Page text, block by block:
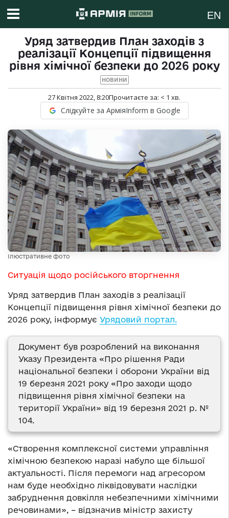
EN
Уряд затвердив План заходів з
реалізації Концепції підвищення
рівня хімічної безпеки до 2026 року
НОВИНИ
27 Квітня 2022, 8:20Прочитаєте за: < 1 хв.
Слідкуйте за АрміяInform в Google
Ілюстративне фото
Ситуація щодо російського вторгнення
Уряд затвердив План заходів з реалізації
Концепції підвищення рівня хімічної безпеки до
2026 року, інформує Урядовий портал.
Документ був розроблений на виконання
Указу Президента «Про рішення Ради
національної безпеки і оборони України від
19 березня 2021 року «Про заходи щодо
підвищення рівня хімічної безпеки на
території України» від 19 березня 2021 р. №
104.
«Створення комплексної системи управління
хімічною безпекою наразі набуло ще більшої
актуальності. Після перемоги над агресором
нам буде необхідно ліквідовувати наслідки
забруднення довкілля небезпечними хімічними
речовинами», – відзначив міністр захисту